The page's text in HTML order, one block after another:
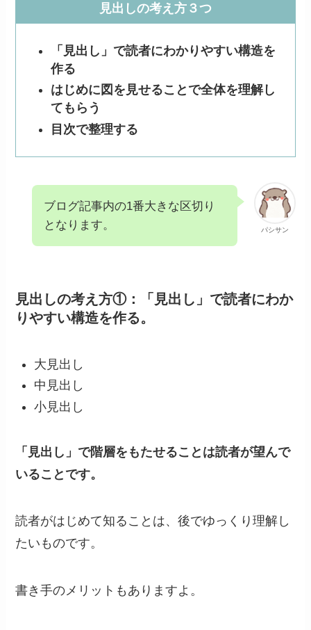
見出しの考え方３つ
「見出し」で読者にわかりやすい構造を
作る
はじめに図を見せることで全体を理解し
てもらう
目次で整理する
パシサン
ブログ記事内の1番大きな区切り
となります。
見出しの考え方①：「見出し」で読者にわか
りやすい構造を作る。
大見出し
中見出し
小見出し
「見出し」で階層をもたせることは読者が望んで
いることです。
読者がはじめて知ることは、後でゆっくり理解し
たいものです。
書き手のメリットもありますよ。